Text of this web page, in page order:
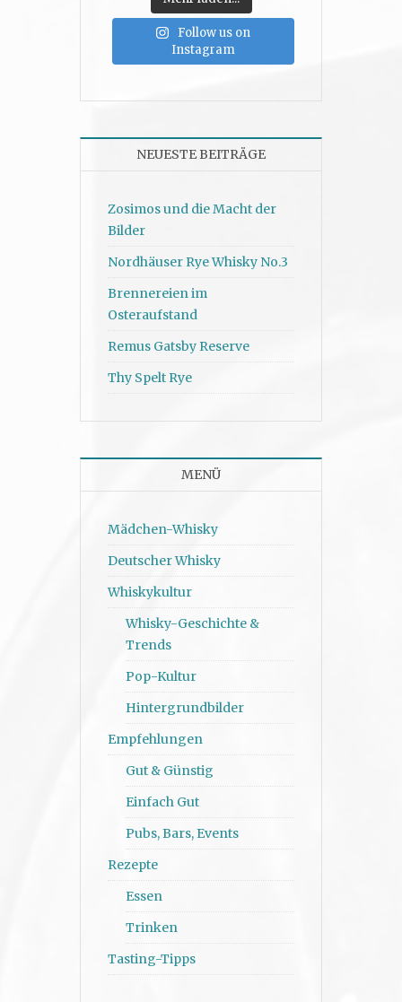
Follow us on
Instagram
NEUESTE BEITRÄGE
Zosimos und die Macht der
Bilder
Nordhäuser Rye Whisky No.3
Brennereien im
Osteraufstand
Remus Gatsby Reserve
Thy Spelt Rye
MENÜ
Mädchen-Whisky
Deutscher Whisky
Whiskykultur
Whisky-Geschichte &
Trends
Pop-Kultur
Hintergrundbilder
Empfehlungen
Gut & Günstig
Einfach Gut
Pubs, Bars, Events
Rezepte
Essen
Trinken
Tasting-Tipps